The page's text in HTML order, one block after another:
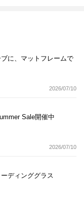
ブに、マットフレームで
2026/07/10
Sale開催中
2026/07/10
ディンググラス